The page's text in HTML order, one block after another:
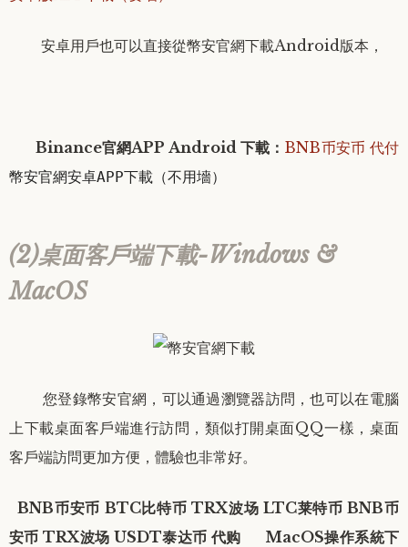
安卓用戶也可以直接從幣安官網下載Android版本，
Binance官網APPAndroid下載： BNB币安币 代付
幣安官網安卓APP下載（不用墻）
(2)桌面客戶端下載-Windows &
MacOS
您登錄幣安官網，可以通過瀏覽器訪問，也可以在電腦
上下載桌面客戶端進行訪問，類似打開桌面QQ一樣，桌面
客戶端訪問更加方便，體驗也非常好。
BNB币安币 BTC比特币 TRX波场 LTC莱特币 BNB币
安币 TRX波场 USDT泰达币 代购 MacOS操作系統下